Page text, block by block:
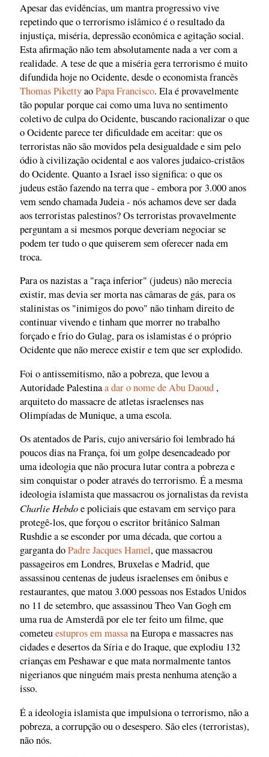
Apesar das evidências, um mantra progressivo vive
repetindo que o terrorismo islâmico é o resultado da
injustiça, miséria, depressão econômica e agitação social.
Esta afirmação não tem absolutamente nada a ver com a
realidade. A tese de que a miséria gera terrorismo é muito
difundida hoje no Ocidente, desde o economista francês
Thomas PikettyaoPapa Francisco. Ela é provavelmente
tão popular porque cai como uma luva no sentimento
coletivo de culpa do Ocidente, buscando racionalizar o que
o Ocidente parece ter dificuldade em aceitar: que os
terroristas não são movidos pela desigualdade e sim pelo
ódio à civilização ocidental e aos valores judaico-cristãos
do Ocidente. Quanto a Israel isso significa: o que os
judeus estão fazendo na terra que - embora por 3.000 anos
vem sendo chamada Judeia - nós achamos deve ser dada
aos terroristas palestinos? Os terroristas provavelmente
perguntam a si mesmos porque deveriam negociar se
podem ter tudo o que quiserem sem oferecer nada em
troca.
Para os nazistas a "raça inferior" (judeus) não merecia
existir, mas devia ser morta nas câmaras de gás, para os
stalinistas os "inimigos do povo" não tinham direito de
continuar vivendo e tinham que morrer no trabalho
forçado e frio do Gulag, para os islamistas é o próprio
Ocidente que não merece existir e tem que ser explodido.
Foi o antissemitismo, não a pobreza, que levou a
Autoridade Palestinaa dar o nome de Abu Daoud ,
arquiteto do massacre de atletas israelenses nas
Olimpíadas de Munique, a uma escola.
Os atentados de Paris, cujo aniversário foi lembrado há
poucos dias na França, foi um golpe desencadeado por
uma ideologia que não procura lutar contra a pobreza e
sim conquistar o poder através do terrorismo. É a mesma
ideologia islamista que massacrou os jornalistas da revista
Charlie Hebdoe policiais que estavam em serviço para
protegê-los, que forçou o escritor britânico Salman
Rushdie a se esconder por uma década, que cortou a
garganta doPadre Jacques Hamel, que massacrou
passageiros em Londres, Bruxelas e Madrid, que
assassinou centenas de judeus israelenses em ônibus e
restaurantes, que matou 3.000 pessoas nos Estados Unidos
no 11 de setembro, que assassinou Theo Van Gogh em
uma rua de Amsterdã por ele ter feito um filme, que
cometeuestupros em massana Europa e massacres nas
cidades e desertos da Síria e do Iraque, que explodiu 132
crianças em Peshawar e que mata normalmente tantos
nigerianos que ninguém mais presta nenhuma atenção a
isso.
É a ideologia islamista que impulsiona o terrorismo, não a
pobreza, a corrupção ou o desespero. São eles (terroristas),
não nós.